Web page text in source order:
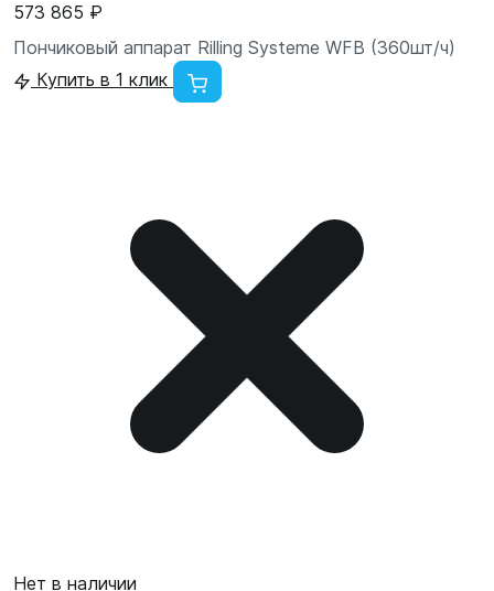
573 865 ₽
Пончиковый аппарат Rilling Systeme WFB (360шт/ч)
Купить в 1 клик
Нет в наличии